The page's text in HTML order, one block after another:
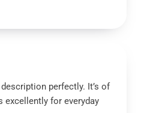
perfectly. It’s of
excellently for everyday